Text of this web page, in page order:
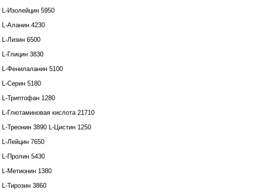
L-Изолейцин 5950
L-Аланин 4230
L-Лизин 6500
L-Глицин 3830
L-Фенилаланин 5100
L-Серин 5180
L-Триптофан 1280
L-Глютаминовая кислота 21710
L-Треонин 3890 L-Цистин 1250
L-Лейцин 7650
L-Пролин 5430
L-Метионин 1380
L-Тирозин 3860